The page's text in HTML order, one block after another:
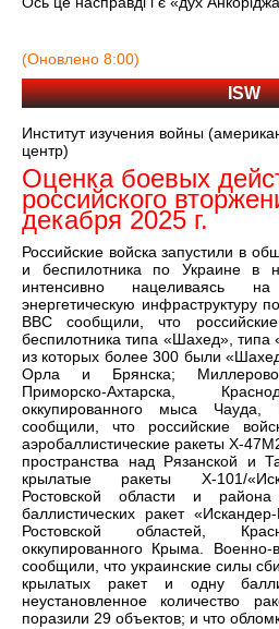
(Оновлено 8:00)
ISW
Институт изучения войны
центр)
Оценка боевых
российского
декабря 2025 г.
Российские войска запустили в
и беспилотника по Украине в
интенсивно нацеливаясь
энергетическую инфраструктуру
ВВС сообщили, что
беспилотника типа «Шахед», типа
из которых более 300 были
Орла и Брянска; Миллерово,
Приморско-Ахтарска,
оккупированного мыса
сообщили, что российские
аэробаллистические ракеты Х-
пространства над Рязанской и
крылатые ракеты Х-101/
Ростовской области и
баллистических ракет
Ростовской областей,
оккупированного Крыма.
сообщили, что украинские силы
крылатых ракет и одну
неустановленное количество
поразили 29 объектов; и что